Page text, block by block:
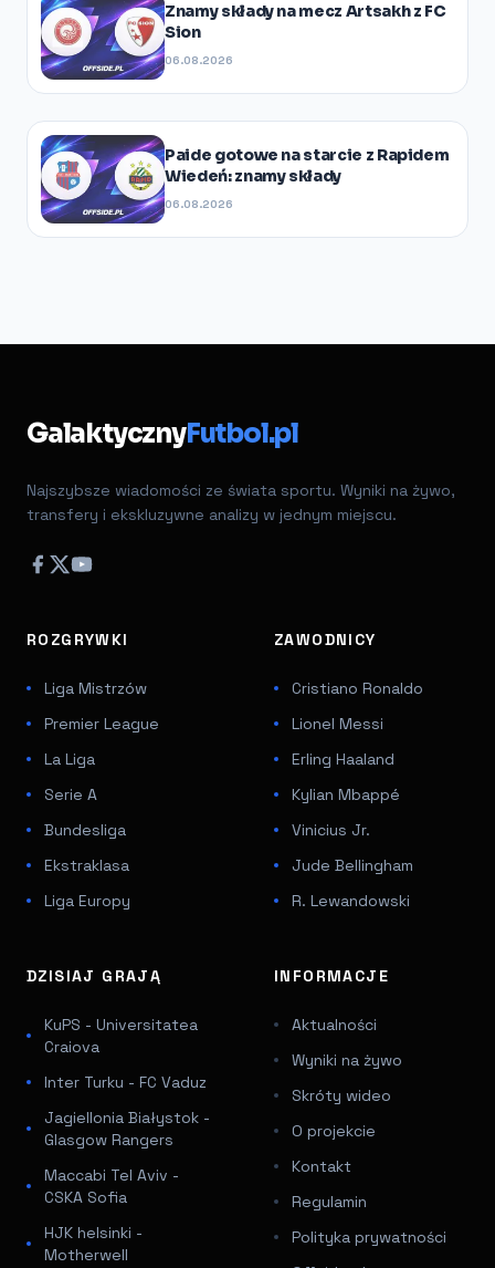
Znamy składy na mecz Artsakh z FC
Sion
06.08.2026
Paide gotowe na starcie z Rapidem
Wiedeń: znamy składy
06.08.2026
GalaktycznyFutbol.pl
Najszybsze wiadomości ze świata sportu. Wyniki na żywo,
transfery i ekskluzywne analizy w jednym miejscu.
ROZGRYWKI
Liga Mistrzów
Premier League
La Liga
Serie A
Bundesliga
Ekstraklasa
Liga Europy
ZAWODNICY
Cristiano Ronaldo
Lionel Messi
Erling Haaland
Kylian Mbappé
Vinicius Jr.
Jude Bellingham
R. Lewandowski
DZISIAJ GRAJĄ
KuPS - Universitatea
Craiova
Inter Turku - FC Vaduz
Jagiellonia Białystok -
Glasgow Rangers
Maccabi Tel Aviv -
CSKA Sofia
HJK helsinki -
Motherwell
INFORMACJE
Aktualności
Wyniki na żywo
Skróty wideo
O projekcie
Kontakt
Regulamin
Polityka prywatności